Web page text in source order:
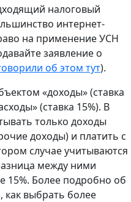
налоговый
интернет-
на применение УСН
заявление о
об этом тут).
«доходы» (ставка
(ставка 15%). В
только доходы
доходы) и платить с
случае учитываются
между ними
15%. Более подробно об
как выбрать более